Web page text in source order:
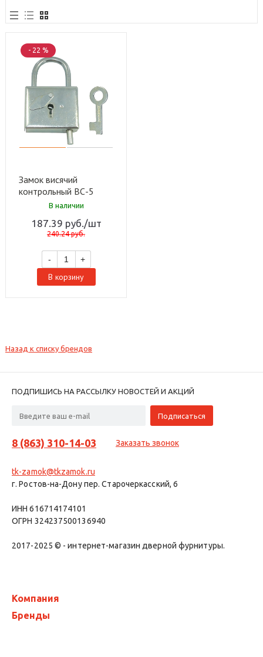
- 22 %
Замок висячий
контрольный ВС-5
цинк Металлист (10)
В наличии
187.39 руб. /шт
240.24руб.
- +
В корзину
Назад к списку брендов
ПОДПИШИСЬ НА РАССЫЛКУ НОВОСТЕЙ И АКЦИЙ
8 (863) 310-14-03 Заказать звонок
tk-zamok@tkzamok.ru
г. Ростов-на-Дону пер. Старочеркасский, 6
ИНН 616714174101
ОГРН 324237500136940
2017-2025 © - интернет-магазин дверной фурнитуры.
Компания
Бренды